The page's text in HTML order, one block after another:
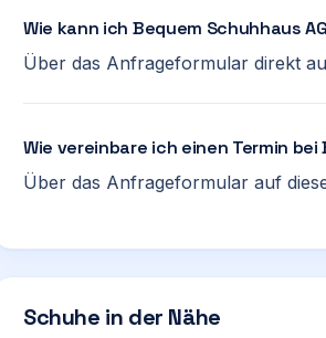
Wie kann ich Bequem Schuhhaus
Über das Anfrageformular direkt
Wie vereinbare ich einen Termin bei
Über das Anfrageformular auf
Schuhe in der Nähe